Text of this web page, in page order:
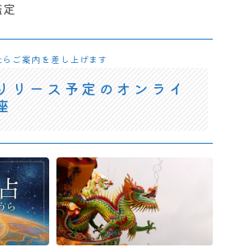
らご案内を差し上げます
リース予定のオンライ